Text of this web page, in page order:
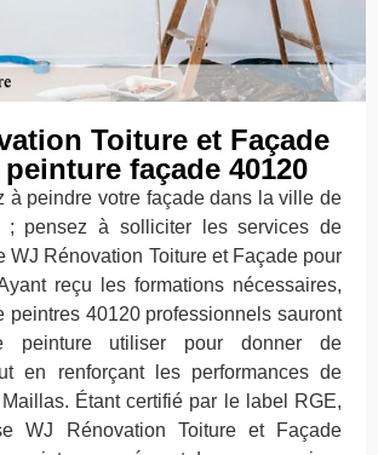
Toiture et Façade
façade 40120
à peindre votre façade dans la ville de
; pensez à solliciter les services de
WJ Rénovation Toiture et Façade pour
reçu les formations nécessaires,
peintres 40120 professionnels sauront
peinture utiliser pour donner de
en renforçant les performances de
Étant certifié par le label RGE,
WJ Rénovation Toiture et Façade